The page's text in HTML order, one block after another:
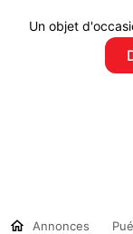
Un objet
Annonces